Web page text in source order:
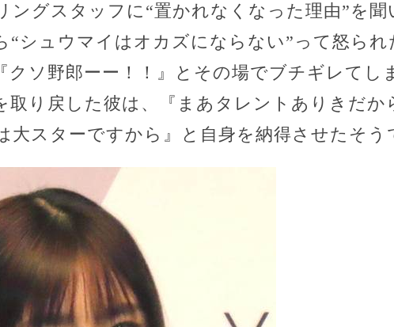
ングスタッフに“置かれなくなった理由”を聞
“シュウマイはオカズにならない”って怒ら
クソ野郎ーー！！』とその場でブチギレてし
取り戻した彼は、『まあタレントありきだか
スターですから』と自身を納得させたそう